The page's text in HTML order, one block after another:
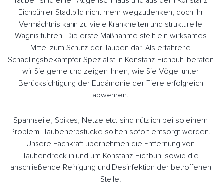
Eichbühler Stadtbild nicht mehr wegzudenken, doch ihr
Vermächtnis kann zu viele Krankheiten und strukturelle
Wagnis führen. Die erste Maßnahme stellt ein wirksames
Mittel zum Schutz der Tauben dar. Als erfahrene
Schädlingsbekämpfer Spezialist in Konstanz Eichbühl beraten
wir Sie gerne und zeigen Ihnen, wie Sie Vögel unter
Berücksichtigung der Eudämonie der Tiere erfolgreich
abwehren.
Spannseile, Spikes, Netze etc. sind nützlich bei so einem
Problem. Taubenerbstücke sollten sofort entsorgt werden.
Unsere Fachkraft übernehmen die Entfernung von
Taubendreck in und um Konstanz Eichbühl sowie die
anschließende Reinigung und Desinfektion der betroffenen
Stelle.